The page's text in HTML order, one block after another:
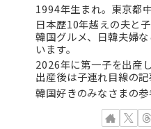
1994年生まれ。東京都
日本歴10年越えの夫と子
韓国グルメ、日韓夫婦
います。
2026年に第一子を出産し
出産後は子連れ目線の記
韓国好きのみなさまの参